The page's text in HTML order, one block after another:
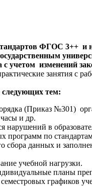
ФГОС 3++ и
с учетом изменений
занятия с
следующих тем:
(Приказ №301)
и др.
нарушений в
программ по
сбора данных и
учебной нагрузки.
планы
графиков